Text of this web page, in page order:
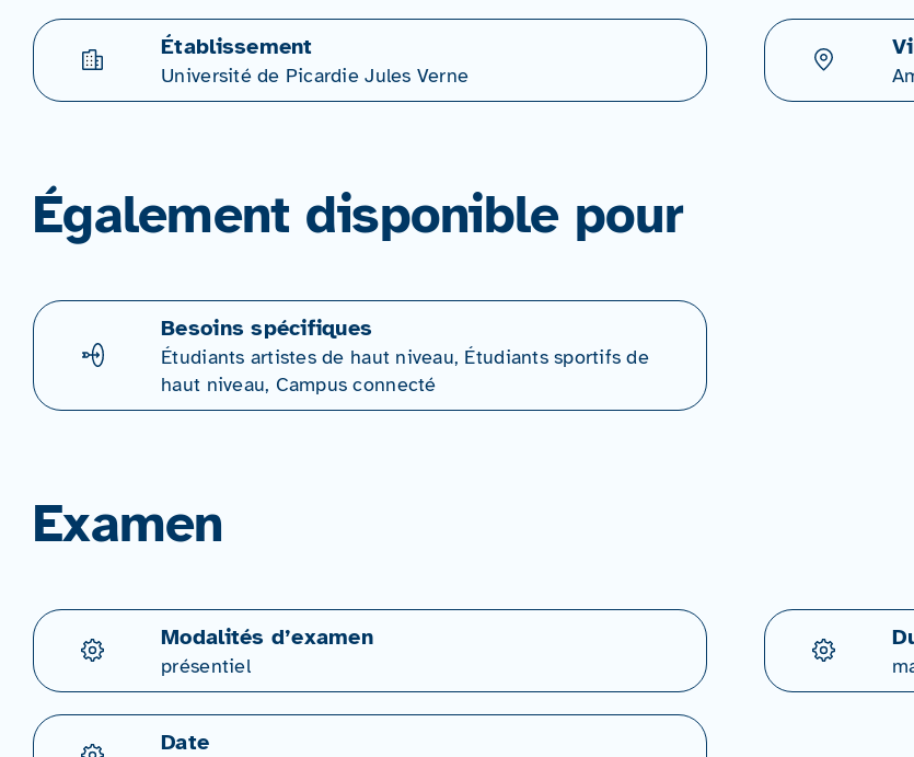
Établissement
Université de Picardie Jules Verne
Également disponible pour
Besoins spécifiques
Étudiants artistes de haut niveau, Étudiants sportifs de
haut niveau, Campus connecté
Examen
Modalités d’examen
présentiel
Date